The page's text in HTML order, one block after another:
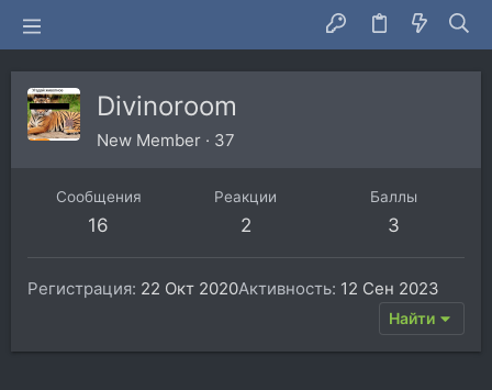
Divinoroom
New Member · 37
Сообщения
16
Реакции
2
Баллы
3
Регистрация 22 Окт 2020Активность 12 Сен 2023
Найти